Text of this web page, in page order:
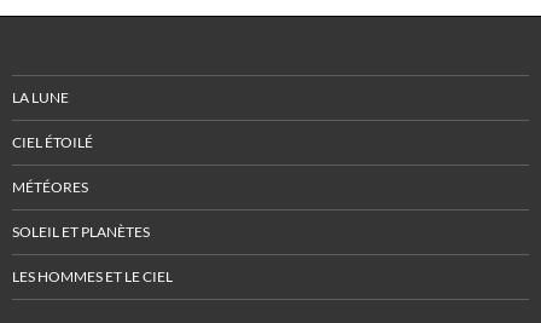
LA LUNE
CIEL ÉTOILÉ
MÉTÉORES
SOLEIL ET PLANÈTES
LES HOMMES ET LE CIEL